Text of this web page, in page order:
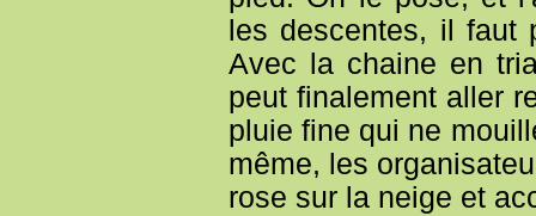
les descentes, il faut
Avec la chaine en
peut finalement aller
pluie fine qui ne
même, les
rose sur la neige et